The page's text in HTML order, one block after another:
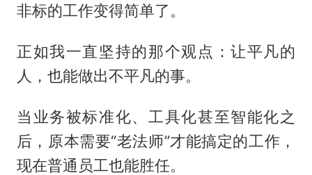
非标的工作变得简单了。
正如我一直坚持的那个观点：让平凡的
人，也能做出不平凡的事。
当业务被标准化、工具化甚至智能化之
后，原本需要“老法师”才能搞定的工作，
现在普通员工也能胜任。